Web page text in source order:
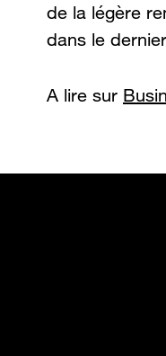
de la légère
dans le
A lire sur